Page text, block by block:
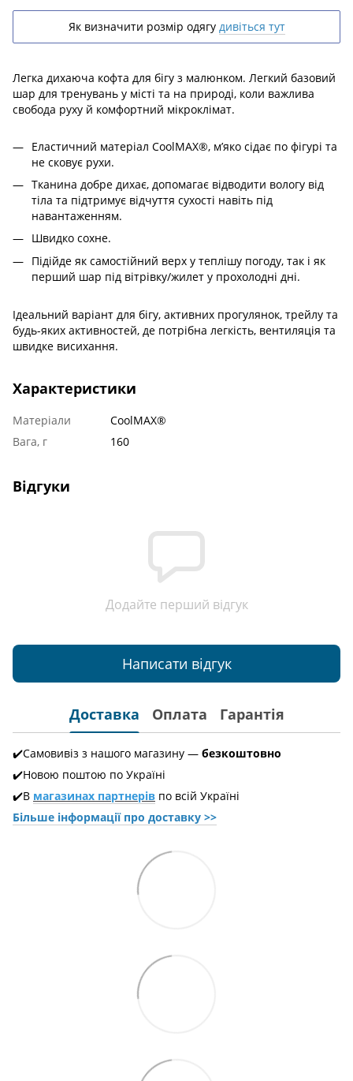
Як визначити розмір одягу дивіться тут
Легка дихаюча кофта для бігу з малюнком. Легкий базовий
шар для тренувань у місті та на природі, коли важлива
свобода руху й комфортний мікроклімат.
Еластичний матеріал CoolMAX®, м’яко сідає по фігурі та
не сковує рухи.
Тканина добре дихає, допомагає відводити вологу від
тіла та підтримує відчуття сухості навіть під
навантаженням.
Швидко сохне.
Підійде як самостійний верх у теплішу погоду, так і як
перший шар під вітрівку/жилет у прохолодні дні.
Ідеальний варіант для бігу, активних прогулянок, трейлу та
будь-яких активностей, де потрібна легкість, вентиляція та
швидке висихання.
Характеристики
Матеріали
CoolMAX®
Вага, г
160
Відгуки
Додайте перший відгук
Написати відгук
Доставка Оплата Гарантія
✔️Самовивіз з нашого магазину — безкоштовно
✔️Новою поштою по Україні
✔️В магазинах партнерів по всій Україні
Більше інформації про доставкy >>